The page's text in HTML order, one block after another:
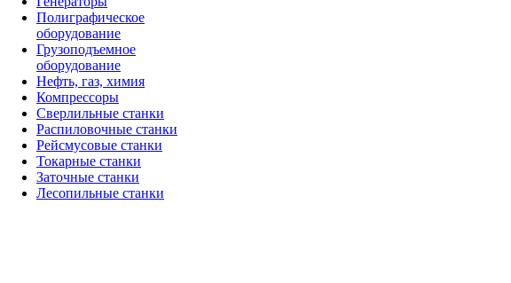
Полиграфическое
оборудование
Грузоподъемное
оборудование
Нефть, газ, химия
Компрессоры
Сверлильные станки
Распиловочные станки
Рейсмусовые станки
Токарные станки
Заточные станки
Лесопильные станки